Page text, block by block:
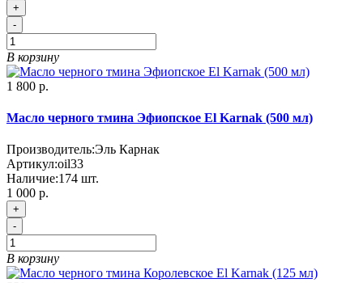
+
-
В корзину
1 800 р.
Масло черного тмина Эфиопское El Karnak (500 мл)
Производитель:Эль Карнак
Артикул:oil33
Наличие:174 шт.
1 000 р.
+
-
В корзину